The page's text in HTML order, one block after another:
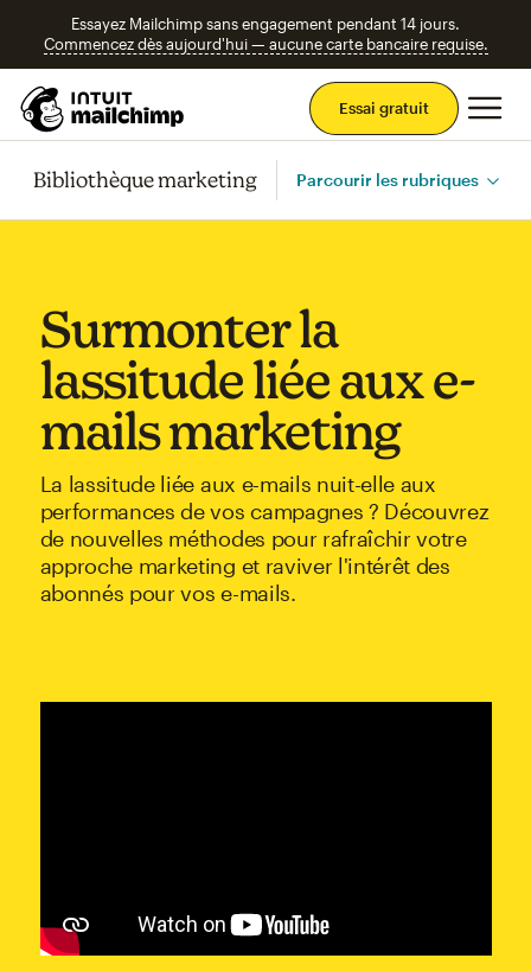
Essayez Mailchimp sans engagement pendant 14 jours.
Commencez dès aujourd'hui — aucune carte bancaire requise.
Essai gratuit
Bibliothèque marketing Parcourir les rubriques
Surmonter la
lassitude liée aux e-
mails marketing
La lassitude liée aux e-mails nuit-elle aux
performances de vos campagnes ? Découvrez
de nouvelles méthodes pour rafraîchir votre
approche marketing et raviver l'intérêt des
abonnés pour vos e-mails.